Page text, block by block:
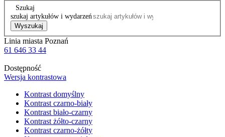
Szukaj
szukaj artykułów i wydarzeń
Wyszukaj
Linia miasta Poznań
61 646 33 44
Dostępność
Wersja kontrastowa
Kontrast domyślny
Kontrast czarno-biały
Kontrast biało-czarny
Kontrast żółto-czarny
Kontrast czarno-żółty